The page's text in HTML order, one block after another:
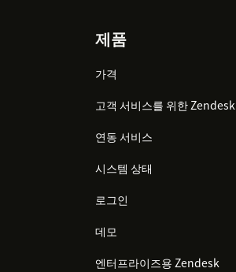
제품
가격
고객 서비스를 위한 Zendesk
연동 서비스
시스템 상태
로그인
데모
엔터프라이즈용 Zendesk